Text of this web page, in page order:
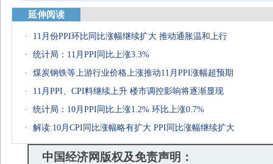
延伸阅读
·
11月份PPI环比同比涨幅继续扩大 推动通胀温和上行
·
统计局：11月PPI同比上涨3.3%
·
煤炭钢铁等上游行业价格上涨推动11月PPI涨幅超预期
·
11月PPI、CPI料继续上升 楼市调控影响将逐渐显现
·
统计局：10月PPI同比上涨1.2% 环比上涨0.7%
·
解读:10月CPI同比涨幅略有扩大 PPI同比涨幅继续扩大
中国经济网版权及免责声明：